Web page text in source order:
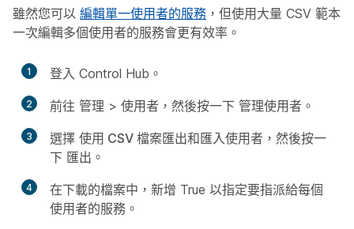
雖然您可以 編輯單一使用者的服務 ，但使用大量 CSV 範本
一次編輯多個使用者的服務會更有效率。
1 登入 Control Hub。
2 前往 管理 > 使用者 ，然後按一下 管理使用者 。
3 選擇 使用 CSV 檔案匯出和匯入使用者 ，然後按一
下 匯出 。
4 在下載的檔案中，新增 True 以指定要指派給每個
使用者的服務。